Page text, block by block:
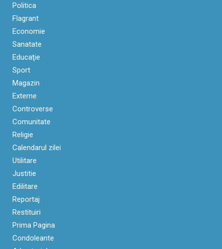
Politica
Flagrant
Economie
Sanatate
Educaţie
Sport
Magazin
Externe
Controverse
Comunitate
Religie
Calendarul zilei
Utilitare
Justitie
Edilitare
Reportaj
Restituiri
Prima Pagina
Condoleante